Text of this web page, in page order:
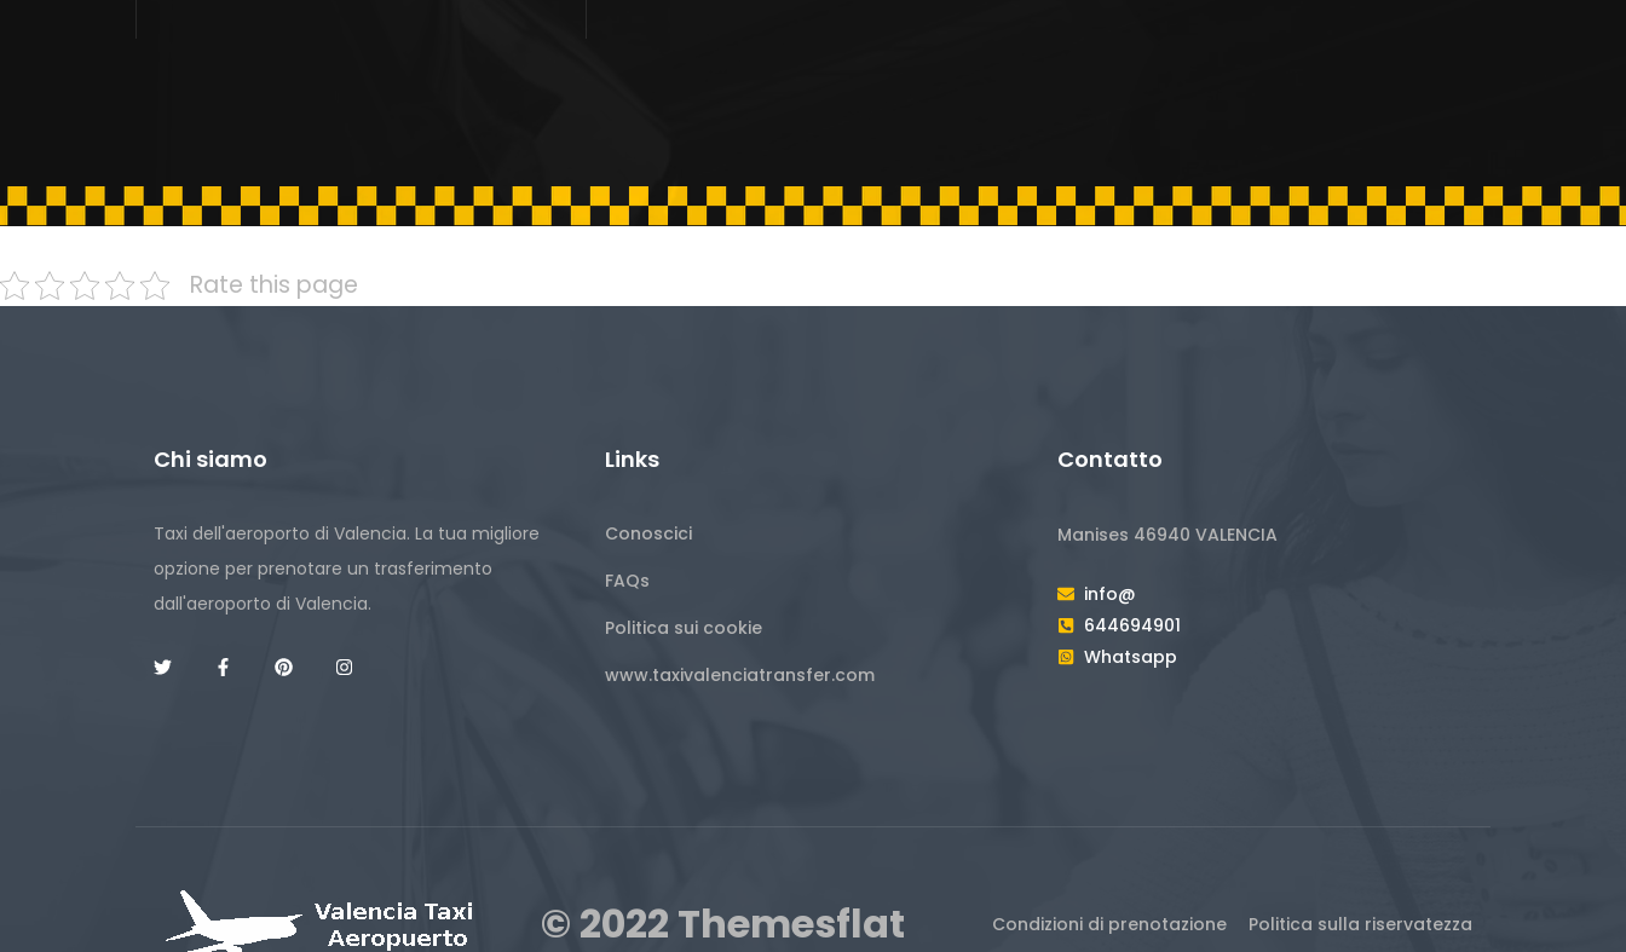
Rate this page
Chi siamo
Taxi dell'aeroporto di Valencia. La tua migliore
opzione per prenotare un trasferimento
dall'aeroporto di Valencia.
Links
Conoscici
FAQs
Politica sui cookie
www.taxivalenciatransfer.com
Contatto
Manises 46940 VALENCIA
info@
644694901
Whatsapp
© 2022 Themesflat Condizioni di prenotazione Politica sulla riservatezza